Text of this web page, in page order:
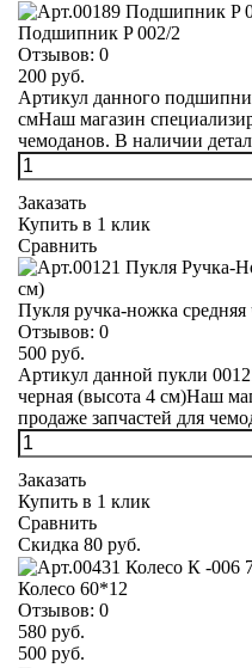
Подшипник P 002/2
Отзывов: 0
200 руб.
Артикул данного
смНаш магазин
чемоданов. В наличии
Заказать
Купить в 1 клик
Сравнить
Пукля ручка-ножка средняя
Отзывов: 0
500 руб.
Артикул данной пукли
черная (высота 4 см)Наш
продаже запчастей для
Заказать
Купить в 1 клик
Сравнить
Скидка 80 руб.
Колесо 60*12
Отзывов: 0
580 руб.
500 руб.